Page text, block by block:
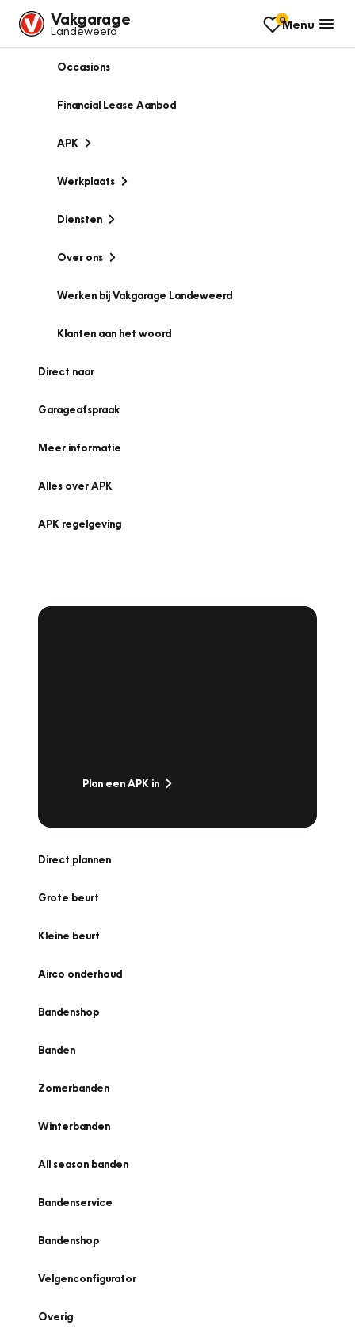
Vakgarage
Landeweerd
0Menu
Occasions
Financial Lease Aanbod
APK
Werkplaats
Diensten
Over ons
Werken bij Vakgarage Landeweerd
Klanten aan het woord
Direct naar
Garageafspraak
Meer informatie
Alles over APK
APK regelgeving
Plan een APK in
Direct plannen
Grote beurt
Kleine beurt
Airco onderhoud
Bandenshop
Banden
Zomerbanden
Winterbanden
All season banden
Bandenservice
Bandenshop
Velgenconfigurator
Overig